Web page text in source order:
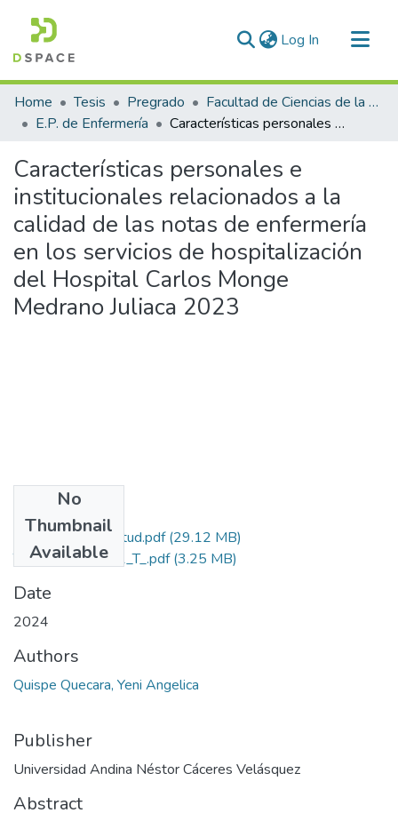
Log In (current)
Communities & Collections
All of DSpace
Home Tesis Pregrado
Facultad de Ciencias de la Salud
E.P. de Enfermería
Características personales e institucionales relacionados a la calidad de las notas de enfermería en los servicios de hospitalización del Hospital Carlos Monge Medrano Juliaca 2023
Características personales e
institucionales relacionados a la
calidad de las notas de enfermería
en los servicios de hospitalización
del Hospital Carlos Monge
Medrano Juliaca 2023
No
Thumbnail
Available
Grado de Similitud.pdf(29.12 MB)
T036_46400911_T_.pdf(3.25 MB)
Date
2024
Authors
Quispe Quecara, Yeni Angelica
Publisher
Universidad Andina Néstor Cáceres Velásquez
Abstract